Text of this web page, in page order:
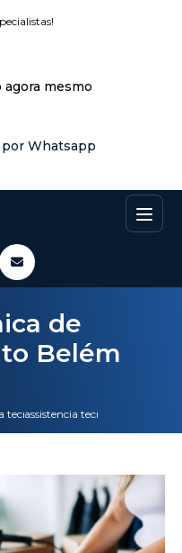
agora mesmo
por Whatsapp
tecnica pc
assistencia tecnica de
de
Belém